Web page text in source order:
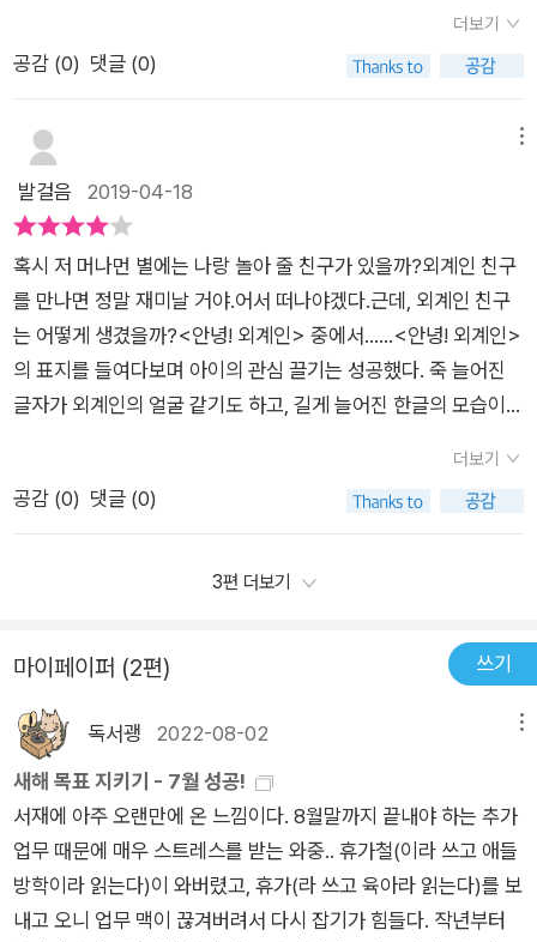
좋은 요즘이지만 가볍게 좋은 동화책 한 권쯤 읽어주는 센스!지금
까지 <안녕!외계인>이었고요.좋은 책 읽고 우리 주변의 외계인
찾기 놀이도 해보시길 바라요.​그럼 저는 조금 쉬었다가 우리 꼬맹
이들 하원하러 가야겠네요.오늘은 금요일인데, 행복한 주말 되시
길 바라요.안녀엉!!
해주셨습니다.'언니네랑 차를 타고 가고 있는데, 금비가 하늘에
떠 있는 구름을 보고 솜사탕이 있네, 토끼도 있어~라고 말하니까
거짓말을 해, 하늘에 솜사탕이랑 토끼가 있대.' 일단 어떤 물체를
A라고 확정 짓고 나면, 그 물체가 B라고 보이는 상황은 잘 생기지
가 않습니다. 사고가 닫히게 됩니다. 유치원 프로그램 중에 '마음
의 도구'라고 있었는데, 이 프로그램을 1년 동안 이수한 아동들이
일반 유치원 아동들보다 시험에서 2배 이상의 성과를 거두었다
고 합니다. 이 프로그램에서는 역할놀이를 통해 자기 행동의 책임
을 지고, 충동 조절 능력과 자기 규제, 실행 기능 같은 학업을 길
러주는데 집중했다고 합니다. 스스로 계획하고 조절하는 능력을
키울 때 전두엽이 발달되고 이렇게 자율감을 많이 느끼는 아이가
런 면에서 저는 '안녕 외계인'이 새롭고 재밌게 다가왔습니다. ​
던 말이 생각났어요.'엄마아빠는 컴퓨터하고 핸드폰하면서 우리
마와 아빠는 그런모습이었더라구요.​ 【안녕! 외계인】은 마치 엄마
아빠와 함께 시간을 보내고 싶어하는 두 아이들과 같은 아이 외계
인!?엄마아빠는 바빠서 놀아주지도 않고, 혼자있기 싫은 【안녕!
만나서 신나게 놀 기대에 부푼 【안녕! 외계인】. 【안녕! 외계인】이
처음으로 만난 외계인 친구예요.손이 5개에 머리에 뿔도있는 친
구네요.​어머나~ 이런 외계인도 있었구나?!다시보니 식탁 위에
놓인 지글지글 달걀 프라이.어떻게 달걀 프라이가 검은 그림자에
서 외계인처럼 보였을까요?​또 만난 외계인이 반가운 【안녕! 외계
인】와~이번 외계인은 머리가 엄청 길고, 다리가 무려 4개있네요.​
혼자있는 외계인에게 친구가 되어주고싶은 마음에 먼저 건낸 한
기뚜껑이 마치 외계인의 머리와 눈처럼 보였네요.​점점 검은그림
으로 어떤 물건의 실루엣인지 알아내기 시작합니다.이번엔 똥!​두
마치 똥처럼생긴 무엇가를 만났네요.세상에 피라미드.​피라미드
를 보고 어떻게 똥과 연결을 시켰을까요?​똥그림을 보며 피라미
드인것을 확인 한 아이들의 반응은 더 격해집니다.끊없는 상상과
관찰을 놓아서 안될 【안녕! 외계인】!헉!!! 【안녕! 외계인】의 모습이
네요!가슴에 【안녕! 외계인】이라고 적혀있고 형태가 애매모호했
는데.손에 들린 【안녕! 외계인】책!진짜 외계인의 모습을 보고 아
더보기
공감 (0) 댓글 (0)
발걸음 2019-04-18
혹시 저 머나먼 별에는 나랑 놀아 줄 친구가 있을까?외계인 친구
를 만나면 정말 재미날 거야.어서 떠나야겠다.근데, 외계인 친구
는 어떻게 생겼을까?<안녕! 외계인> 중에서......<안녕! 외계인>
의 표지를 들여다보며 아이의 관심 끌기는 성공했다. 죽 늘어진
글자가 외계인의 얼굴 같기도 하고, 길게 늘어진 한글의 모습이
면 달걀 프라이고, 겁을 잔뜩 먹은 외계인의 모습은 반들반들 변
기 뚜껑이고, 눈을 크게 뜨고 다리가 없는 외계인은 쿨쿨 콸콸 물
시>와 <CITY BY NUMBER> 그림책들이 떠오르기도 하고 대
는 뾰족뾰족 피라미드가 제일 인상 깊었나 보다. 유치원에서 블록
으로 세계 건축물을 만드는 놀이 시간에 피라미드를 만들어봤다
면서 엄마는 세모가 피라미드 모양인 거 몰랐냐며 성화다. ​사물을
보고 다른 것을 해석하고 받아들이는 과정이 상상력의 힘이라고
한다면 아이가 그림책을 한 장 한 장 넘기며 떠올리는 수많은 이
미지와 기억에 대한 이야기가 상상력이고 스토리텔링이다. 교육
의 목적이 아니라도 아이와 한 권의 그림책을 앞에 두고 나눌 수
있는 이야기가 이렇게 다양해지고 있음에 나는 큰 즐거움과 보람
을 느낀다. 책을 통해 배우는 것도 많겠지만 자신의 생각과 감정
더보기
공감 (0) 댓글 (0)
3편 더보기
마이페이퍼 (2편) 쓰기
독서괭 2022-08-02
새해 목표 지키기 - 7월 성공!
서재에 아주 오랜만에 온 느낌이다. 8월말까지 끝내야 하는 추가
업무 때문에 매우 스트레스를 받는 와중.. 휴가철(이라 쓰고 애들
방학이라 읽는다)이 와버렸고, 휴가(라 쓰고 육아라 읽는다)를 보
내고 오니 업무 맥이 끊겨버려서 다시 잡기가 힘들다. 작년부터